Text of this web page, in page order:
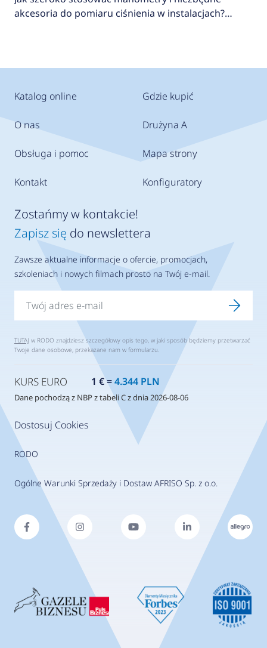
akcesoria do pomiaru ciśnienia w instalacjach?
Katalog online
O nas
Obsługa i pomoc
Kontakt
Gdzie kupić
Drużyna A
Mapa strony
Konfiguratory
Dostosuj Cookies
RODO
Ogólne Warunki Sprzedaży i Dostaw AFRISO Sp. z o.o.
Zostańmy w kontakcie!
Zapisz się do newslettera
Zawsze aktualne informacje o ofercie, promocjach,
szkoleniach i nowych filmach prosto na Twój e-mail.
TUTAJ w RODO znajdziesz szczegółowy opis tego, w jaki sposób będziemy przetwarzać
Twoje dane osobowe, przekazane nam w formularzu.
KURS EURO 1 € =4.344 PLN
Dane pochodzą z NBP z tabeli C z dnia 2026-08-06